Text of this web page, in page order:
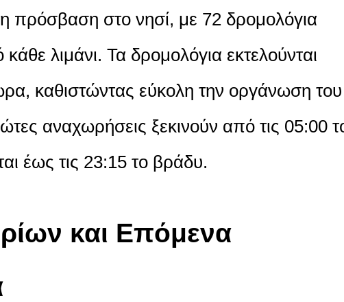
πρόσβαση στο νησί, με 72 δρομολόγια
λιμάνι. Τα δρομολόγια εκτελούνται
καθιστώντας εύκολη την οργάνωση του
αναχωρήσεις ξεκινούν από τις 05:00
έως τις 23:15 το βράδυ.
και Επόμενα